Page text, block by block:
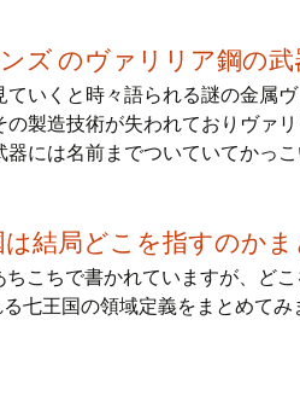
ズ のヴァリリア鋼の
いくと時々語られる謎の金属
の製造技術が失われておりヴァ
には名前までついていてかっこ
結局どこを指すのか
こちで書かれていますが、ど
七王国の領域定義をまとめてみ